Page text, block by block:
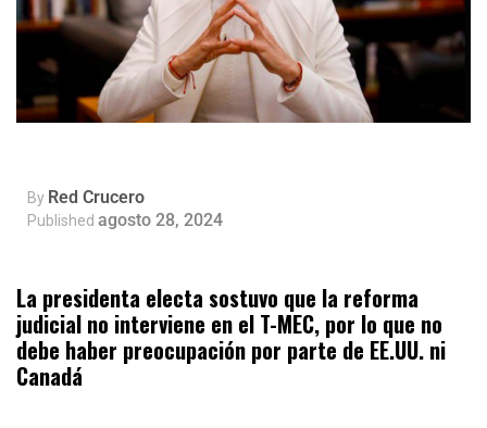
By Red Crucero
Published agosto 28, 2024
La presidenta electa sostuvo que la reforma
judicial no interviene en el T-MEC, por lo que no
debe haber preocupación por parte de EE.UU. ni
Canadá